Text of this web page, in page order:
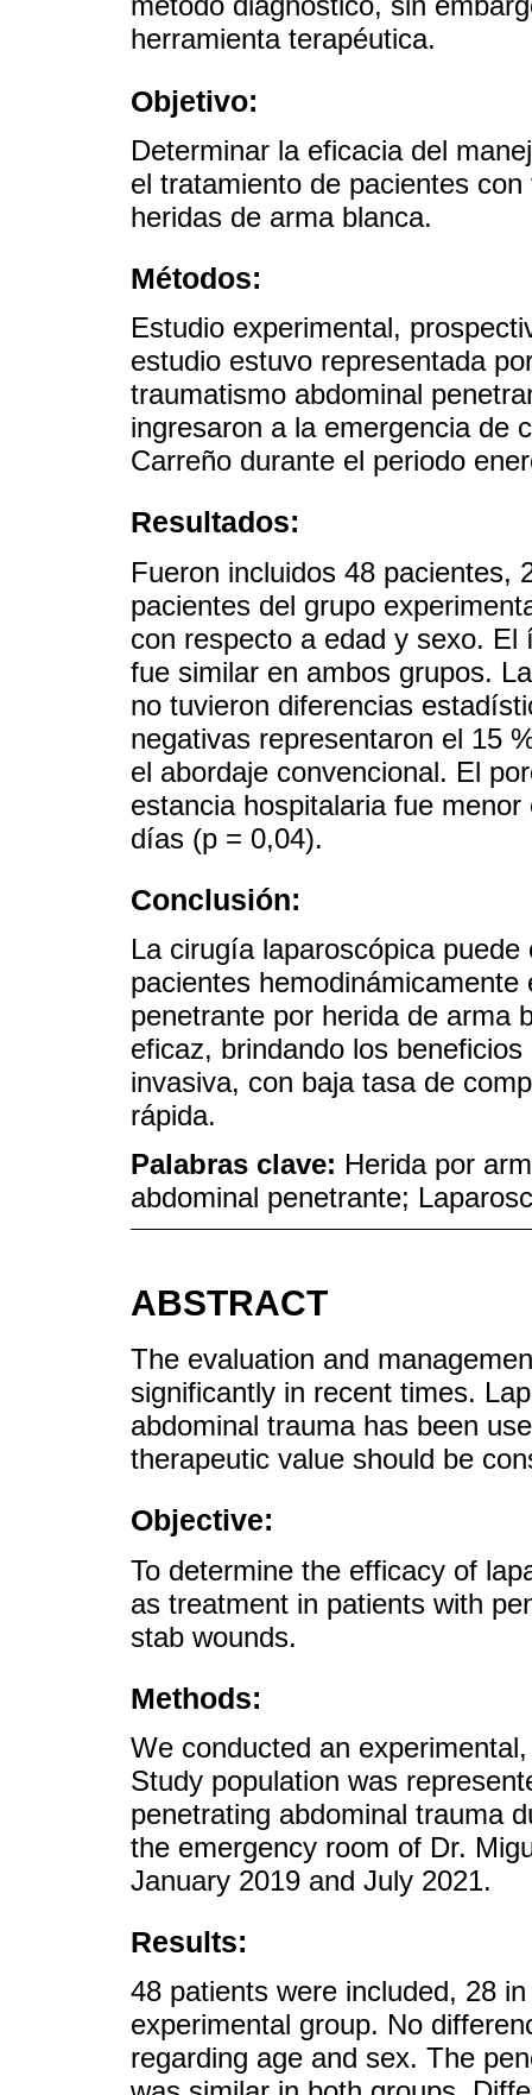
herramienta terapéutica.
Objetivo:
Determinar la eficacia del
el tratamiento de pacientes
heridas de arma blanca.
Métodos:
Estudio experimental,
estudio estuvo representada
traumatismo abdominal
ingresaron a la emergencia de
Carreño durante el periodo
Resultados:
Fueron incluidos 48 pacientes,
pacientes del grupo
con respecto a edad y sexo. El
fue similar en ambos grupos.
no tuvieron diferencias
negativas representaron el 15
el abordaje convencional. El
estancia hospitalaria fue
días (p = 0,04).
Conclusión:
La cirugía laparoscópica
pacientes
penetrante por herida de arma
eficaz, brindando los
invasiva, con baja tasa de
rápida.
Palabras clave: Herida por
abdominal penetrante;
ABSTRACT
The evaluation and
significantly in recent times.
abdominal trauma has been
therapeutic value should be
Objective:
To determine the efficacy of
as treatment in patients with
stab wounds.
Methods:
We conducted an
Study population was
penetrating abdominal trauma
the emergency room of Dr.
January 2019 and July 2021.
Results:
48 patients were included, 28
experimental group. No
regarding age and sex. The